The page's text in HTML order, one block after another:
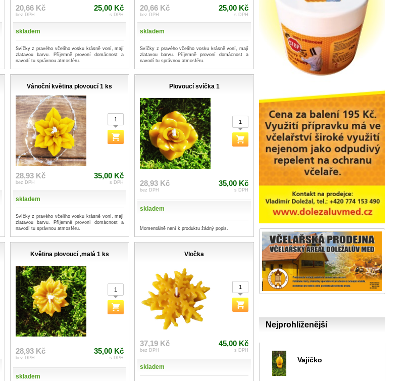
Nejprohlíženější
Vajíčko
20,66 Kč
bez DPH
25,00 Kč
s DPH
skladem
Svíčky z pravého včelího vosku krásně voní, mají
zlatavou barvu. Příjemně provoní domácnost a
navodí tu správnou atmosféru.
20,66 Kč
bez DPH
25,00 Kč
s DPH
skladem
Svíčky z pravého včelího vosku krásně voní, mají
zlatavou barvu. Příjemně provoní domácnost a
navodí tu správnou atmosféru.
Vánoční květina plovoucí 1 ks
28,93 Kč
bez DPH
35,00 Kč
s DPH
skladem
Svíčky z pravého včelího vosku krásně voní, mají
zlatavou barvu. Příjemně provoní domácnost a
navodí tu správnou atmosféru.
Plovoucí svíčka 1
28,93 Kč
bez DPH
35,00 Kč
s DPH
skladem
Momentálně není k produktu žádný popis.
Květina plovoucí ,malá 1 ks
28,93 Kč
bez DPH
35,00 Kč
s DPH
skladem
Vločka
37,19 Kč
bez DPH
45,00 Kč
s DPH
skladem